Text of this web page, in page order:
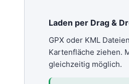
Laden per Drag &
GPX oder KML
Kartenfläche ziehen.
gleichzeitig möglich.